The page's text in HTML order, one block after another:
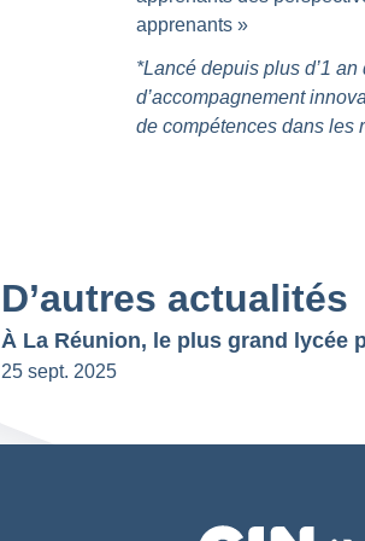
apprenants »
*Lancé depuis plus d’1
d’accompagnement
de compétences dans les
D’autres actualités
25 sept. 2025